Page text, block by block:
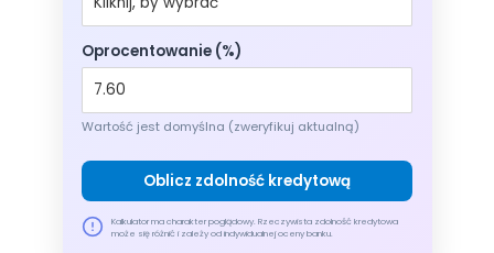
Oprocentowanie (%)
Wartość jest domyślna (zweryfikuj aktualną)
Oblicz zdolność kredytową
Kalkulator ma charakter poglądowy. Rzeczywista zdolność kredytowa
może się różnić i zależy od indywidualnej oceny banku.